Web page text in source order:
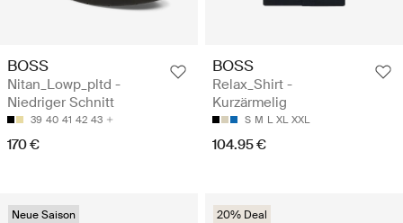
BOSS
Nitan_Lowp_pltd -
Niedriger Schnitt
39 40 41 42 43
170 €
BOSS
Relax_Shirt -
Kurzärmelig
S M L XL XXL
104.95 €
Neue Saison 20% Deal